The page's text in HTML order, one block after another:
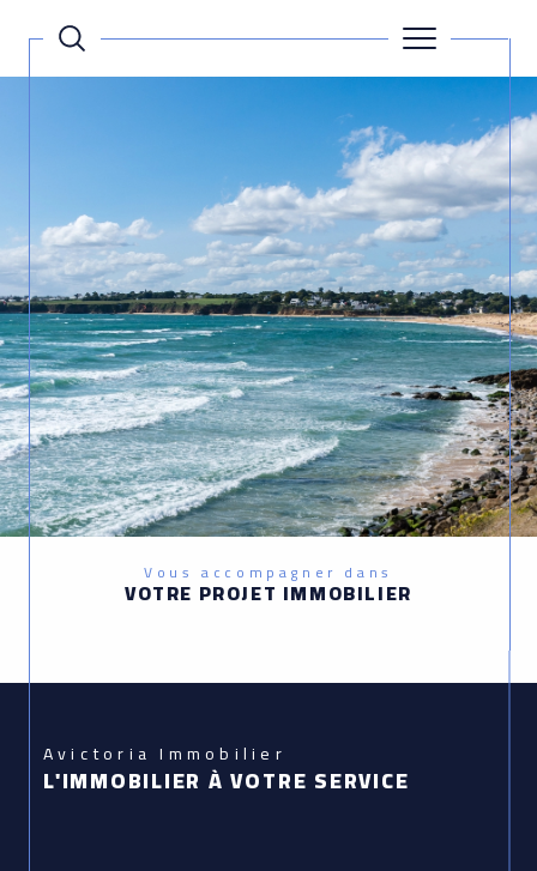
Vous accompagner dans
VOTRE PROJET IMMOBILIER
Avictoria Immobilier
L'IMMOBILIER À VOTRE SERVICE